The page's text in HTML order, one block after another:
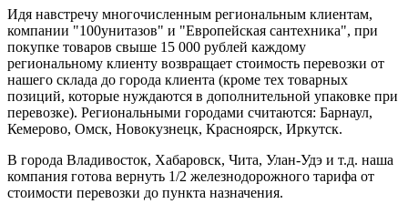
Идя навстречу многочисленным региональным клиентам,
компании "100унитазов" и "Европейская сантехника", при
покупке товаров свыше 15 000 рублей каждому
региональному клиенту возвращает стоимость перевозки от
нашего склада до города клиента (кроме тех товарных
позиций, которые нуждаются в дополнительной упаковке при
перевозке). Региональными городами считаются: Барнаул,
Кемерово, Омск, Новокузнецк, Красноярск, Иркутск.
В города Владивосток, Хабаровск, Чита, Улан-Удэ и т.д. наша
компания готова вернуть 1/2 железнодорожного тарифа от
стоимости перевозки до пункта назначения.